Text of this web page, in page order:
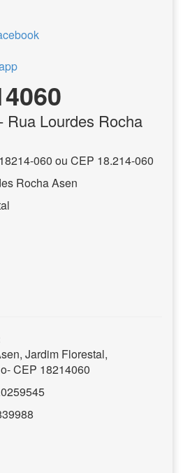
- Rua Lourdes Rocha
060 ou CEP 18.214-060
Rocha Asen
Jardim Florestal,
CEP 18214060